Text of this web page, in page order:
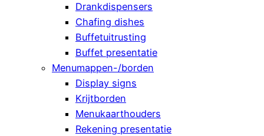
Drankdispensers
Chafing dishes
Buffetuitrusting
Buffet presentatie
Menumappen-/borden
Display signs
Krijtborden
Menukaarthouders
Rekening presentatie